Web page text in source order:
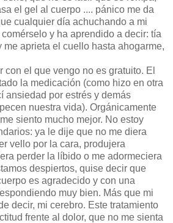
el gel al cuerpo .... pánico me da
cualquier día achuchando a mi
y ha aprendido a decir: tía
me aprieta el cuello hasta ahogarme,
con el que vengo no es gratuito. El
la medicación (como hizo en otra
ansiedad por estrés y demás
nuestra vida). Orgánicamente
siento mucho mejor. No estoy
ya le dije que no me diera
vello por la cara, produjera
perder la líbido o me adormeciera
despiertos, quise decir que
es agradecido y con una
muy bien. Más que mi
decir, mi cerebro. Este tratamiento
frente al dolor, que no me sienta